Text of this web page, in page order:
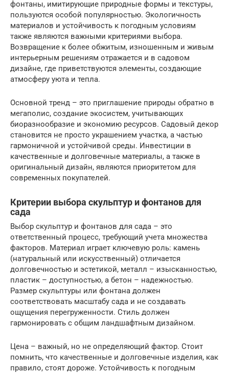
фонтаны, имитирующие природные формы и текстуры,
пользуются особой популярностью. Экологичность
материалов и устойчивость к погодным условиям
также являются важными критериями выбора.
Возвращение к более обжитым, изношенным и живым
интерьерным решениям отражается и в садовом
дизайне, где приветствуются элементы, создающие
атмосферу уюта и тепла.
Основной тренд – это приглашение природы обратно в
мегаполис, создание экосистем, учитывающих
биоразнообразие и экономию ресурсов. Садовый декор
становится не просто украшением участка, а частью
гармоничной и устойчивой среды. Инвестиции в
качественные и долговечные материалы, а также в
оригинальный дизайн, являются приоритетом для
современных покупателей.
Критерии выбора скульптур и фонтанов для
сада
Выбор скульптур и фонтанов для сада – это
ответственный процесс, требующий учета множества
факторов. Материал играет ключевую роль: камень
(натуральный или искусственный) отличается
долговечностью и эстетикой, металл – изысканностью,
пластик – доступностью, а бетон – надежностью.
Размер скульптуры или фонтана должен
соответствовать масштабу сада и не создавать
ощущения перегруженности. Стиль должен
гармонировать с общим ландшафтным дизайном.
Цена – важный, но не определяющий фактор. Стоит
помнить, что качественные и долговечные изделия, как
правило, стоят дороже. Устойчивость к погодным